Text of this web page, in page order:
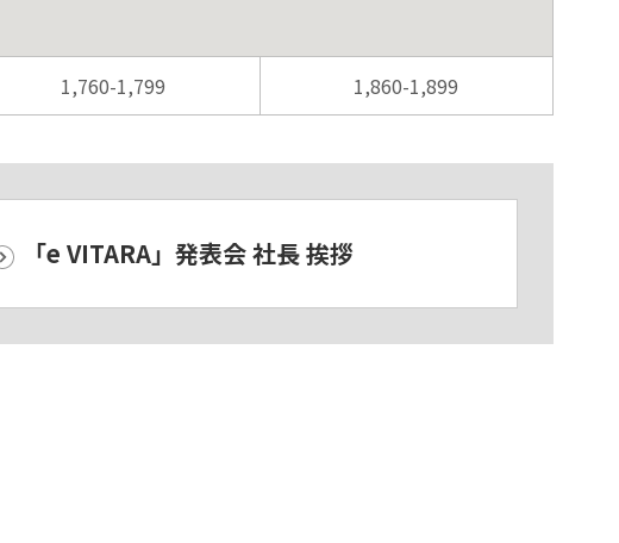
1,760-1,799 1,860-1,899
「e VITARA」発表会 社長 挨拶